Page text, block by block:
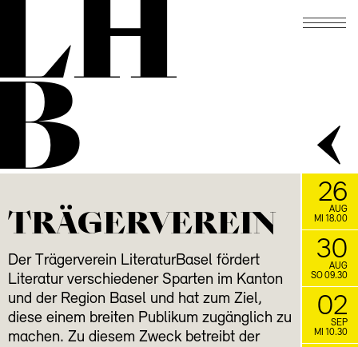
TRÄGERVEREIN
Der Trägerverein LiteraturBasel fördert
Literatur verschiedener Sparten im Kanton
und der Region Basel und hat zum Ziel,
diese einem breiten Publikum zugänglich zu
machen. Zu diesem Zweck betreibt der
26
AUG
MI 18.00
30
AUG
SO 09.30
02
SEP
MI 10.30